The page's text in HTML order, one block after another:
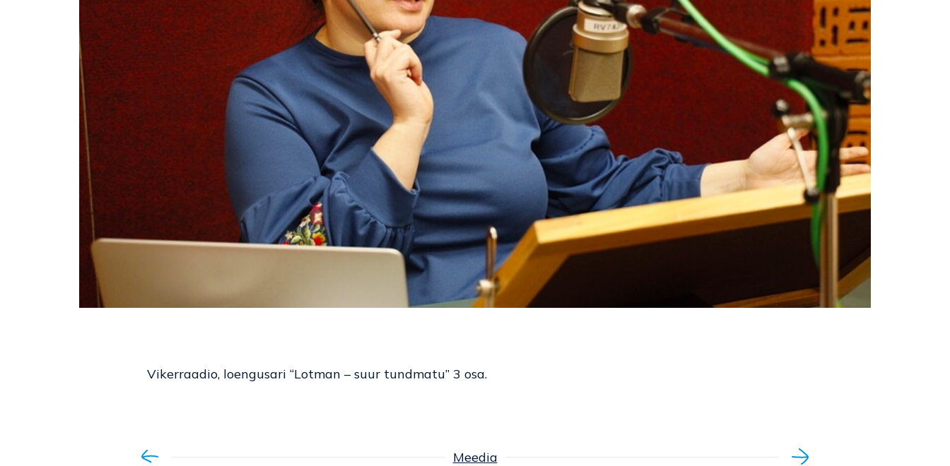
Vikerraadio, loengusari “Lotman – suur tundmatu” 3 osa.
Meedia